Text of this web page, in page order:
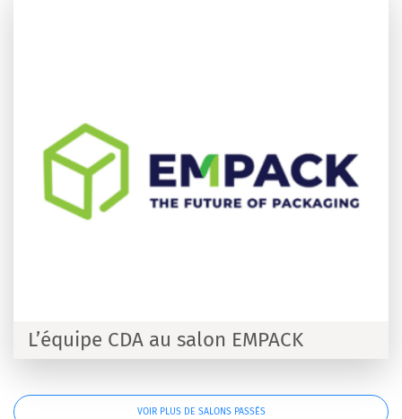
L’équipe CDA au salon EMPACK
VOIR PLUS DE SALONS PASSÉS